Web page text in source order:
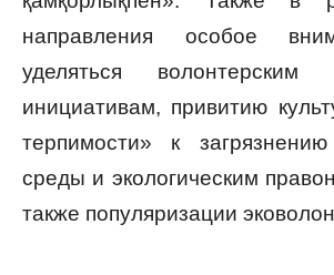
направления особое
уделяться
инициативам, привитию
терпимости» к
среды и экологическим
также популяризации